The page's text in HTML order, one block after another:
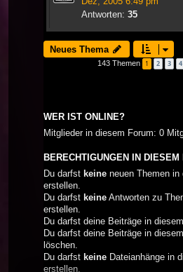
Antworten: 35
Neues Thema
143 Themen 1 2 3 4
WER IST ONLINE?
Mitglieder in diesem Forum: 0
BERECHTIGUNGEN IN DIESEM
Du darfst keine neuen Themen in
erstellen.
Du darfst keine Antworten zu
erstellen.
Du darfst deine Beiträge in
Du darfst deine Beiträge in
löschen.
Du darfst keine Dateianhänge in
erstellen.